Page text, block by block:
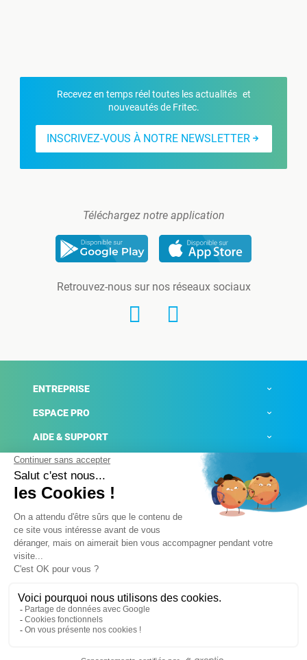
Recevez en temps réel toutes les actualités et
nouveautés de Fritec.
INSCRIVEZ-VOUS À NOTRE NEWSLETTER
Téléchargez notre application
Retrouvez-nous sur nos réseaux sociaux
ENTREPRISE
ESPACE PRO
AIDE & SUPPORT
ACTUALITÉS
Mentions légales
Conditions générales de ventes
Plateforme de signalement